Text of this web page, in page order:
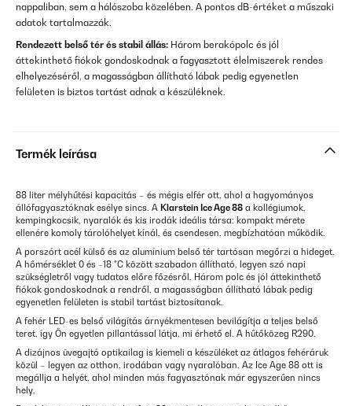
nappaliban, sem a hálószoba közelében. A pontos dB-értéket a műszaki
adatok tartalmazzák.
Rendezett belső tér és stabil állás: Három berakópolc és jól
áttekinthető fiókok gondoskodnak a fagyasztott élelmiszerek rendes
elhelyezéséről, a magasságban állítható lábak pedig egyenetlen
felületen is biztos tartást adnak a készüléknek.
Termék leírása
88 liter mélyhűtési kapacitás – és mégis elfér ott, ahol a hagyományos
állófagyasztóknak esélye sincs. A Klarstein Ice Age 88 a kollégiumok,
kempingkocsik, nyaralók és kis irodák ideális társa: kompakt mérete
ellenére komoly tárolóhelyet kínál, és csendesen, megbízhatóan működik.
A porszórt acél külső és az alumínium belső tér tartósan megőrzi a hideget.
A hőmérséklet 0 és −18 °C között szabadon állítható, legyen szó napi
szükségletről vagy tudatos előre főzésről. Három polc és jól áttekinthető
fiókok gondoskodnak a rendről, a magasságban állítható lábak pedig
egyenetlen felületen is stabil tartást biztosítanak.
A fehér LED-es belső világítás árnyékmentesen bevilágítja a teljes belső
teret, így Ön egyetlen pillantással látja, mi érhető el. A hűtőközeg R290.
A dizájnos üvegajtó optikailag is kiemeli a készüléket az átlagos fehéráruk
közül – legyen az otthon, irodában vagy nyaralóban. Az Ice Age 88 ott is
megállja a helyét, ahol minden más fagyasztónak már egyszerűen nincs
hely.